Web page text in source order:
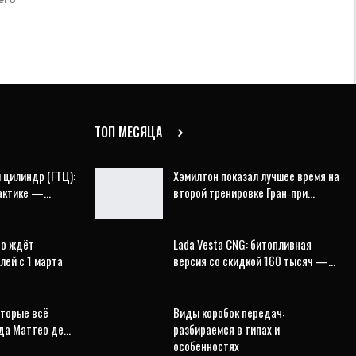
цилиндр (ГТЦ):
—…
ждёт
с 1 марта
всё
Маттео де…
ТОП МЕСЯЦА
Хэмилтон показал лучшее время на
второй тренировке Гран‑при…
Lada Vesta CNG: битопливная
версия со скидкой 160 тысяч —…
Виды коробок передач:
разбираемся в типах и
особенностях